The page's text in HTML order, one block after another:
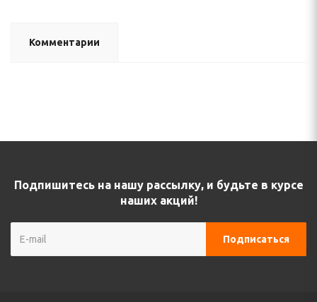
Комментарии
Подпишитесь на нашу рассылку, и будьте в курсе
наших акций!